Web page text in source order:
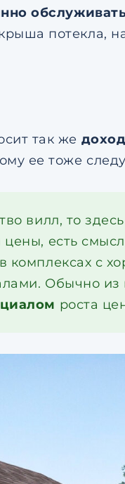
потекла,
так же доход
ее тоже
вилл, то здесь
цены, есть
в комплексах с
Обычно из
роста